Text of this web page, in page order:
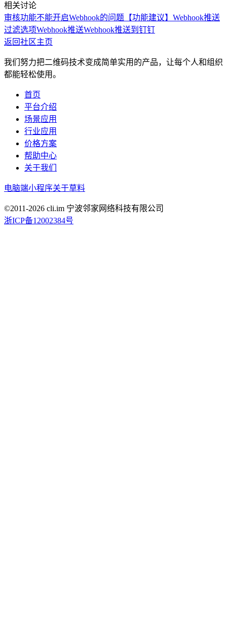
相关讨论
审核功能不能开启Webhook的问题 【功能建议】Webhook推送
过滤选项Webhook推送Webhook推送到钉钉
返回社区主页
我们努力把二维码技术变成简单实用的产品，让每个人和组织
都能轻松使用。
首页
平台介绍
场景应用
行业应用
价格方案
帮助中心
关于我们
电脑端小程序关于草料
©2011-2026 cli.im 宁波邻家网络科技有限公司
浙ICP备12002384号